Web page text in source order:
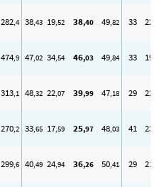
282,4 38,43 19,52 38,40 49,82 33 22
474,9 47,02 34,54 46,03 49,84 33 19
313,1 48,32 22,07 39,99 47,18 29 22
270,2 33,65 17,59 25,97 48,03 41 23
299,6 40,49 24,94 36,26 50,41 29 21